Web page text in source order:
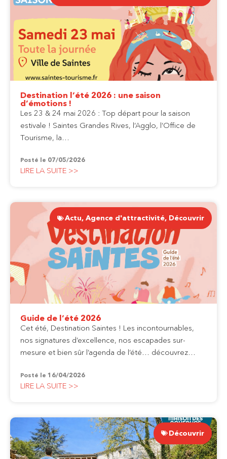
Destination l’été 2026 : une saison
d’émotions !
Les 23 & 24 mai 2026 : Top départ pour la saison
estivale ! Saintes Grandes Rives, l’Agglo, l’Office de
Tourisme, la…
Posté le 07/05/2026
LIRE LA SUITE >>
Actu, Agence d'attractivité, Découvrir
Guide de l’été 2026
Cet été, Destination Saintes ! Les incontournables,
nos signatures d’excellence, nos escapades sur-
mesure et bien sûr l’agenda de l’été… découvrez…
Posté le 16/04/2026
LIRE LA SUITE >>
Découvrir